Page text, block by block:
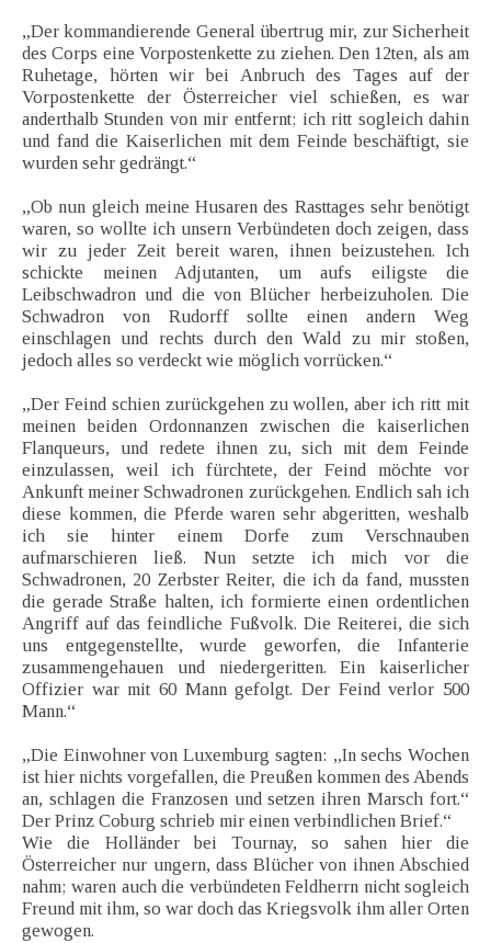
„Der kommandierende General übertrug mir, zur Sicherheit
des Corps eine Vorpostenkette zu ziehen. Den 12ten, als am
Ruhetage, hörten wir bei Anbruch des Tages auf der
Vorpostenkette der Österreicher viel schießen, es war
anderthalb Stunden von mir entfernt; ich ritt sogleich dahin
und fand die Kaiserlichen mit dem Feinde beschäftigt, sie
wurden sehr gedrängt.“
„Ob nun gleich meine Husaren des Rasttages sehr benötigt
waren, so wollte ich unsern Verbündeten doch zeigen, dass
wir zu jeder Zeit bereit waren, ihnen beizustehen. Ich
schickte meinen Adjutanten, um aufs eiligste die
Leibschwadron und die von Blücher herbeizuholen. Die
Schwadron von Rudorff sollte einen andern Weg
einschlagen und rechts durch den Wald zu mir stoßen,
jedoch alles so verdeckt wie möglich vorrücken.“
„Der Feind schien zurückgehen zu wollen, aber ich ritt mit
meinen beiden Ordonnanzen zwischen die kaiserlichen
Flanqueurs, und redete ihnen zu, sich mit dem Feinde
einzulassen, weil ich fürchtete, der Feind möchte vor
Ankunft meiner Schwadronen zurückgehen. Endlich sah ich
diese kommen, die Pferde waren sehr abgeritten, weshalb
ich sie hinter einem Dorfe zum Verschnauben
aufmarschieren ließ. Nun setzte ich mich vor die
Schwadronen, 20 Zerbster Reiter, die ich da fand, mussten
die gerade Straße halten, ich formierte einen ordentlichen
Angriff auf das feindliche Fußvolk. Die Reiterei, die sich
uns entgegenstellte, wurde geworfen, die Infanterie
zusammengehauen und niedergeritten. Ein kaiserlicher
Offizier war mit 60 Mann gefolgt. Der Feind verlor 500
Mann.“
„Die Einwohner von Luxemburg sagten: „In sechs Wochen
ist hier nichts vorgefallen, die Preußen kommen des Abends
an, schlagen die Franzosen und setzen ihren Marsch fort.“
Der Prinz Coburg schrieb mir einen verbindlichen Brief.“
Wie die Holländer bei Tournay, so sahen hier die
Österreicher nur ungern, dass Blücher von ihnen Abschied
nahm; waren auch die verbündeten Feldherrn nicht sogleich
Freund mit ihm, so war doch das Kriegsvolk ihm aller Orten
gewogen.